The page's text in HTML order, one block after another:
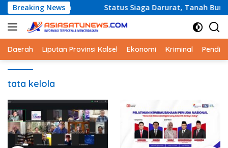
Langsung
ke
konten
Breaking NewsStatus Siaga Darurat, Tanah Bumbu Perkuat
Daerah Liputan Provinsi Kalsel Ekonomi Kriminal
tata kelola